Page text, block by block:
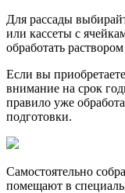
Для рассады
или кассеты с
обработать
Если вы
внимание на срок
правило уже
подготовки.
Самостоятельно
помещают в